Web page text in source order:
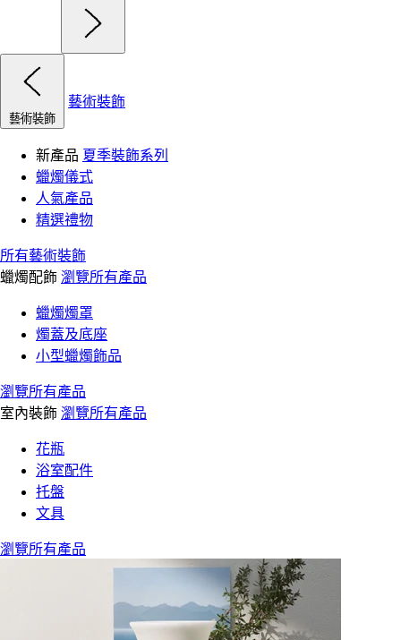
藝術裝飾
藝術裝飾
新產品 夏季裝飾系列
蠟燭儀式
人氣產品
精選禮物
所有藝術裝飾
蠟燭配飾 瀏覽所有產品
蠟燭燭罩
燭蓋及底座
小型蠟燭飾品
瀏覽所有產品
室內裝飾 瀏覽所有產品
花瓶
浴室配件
托盤
文具
瀏覽所有產品